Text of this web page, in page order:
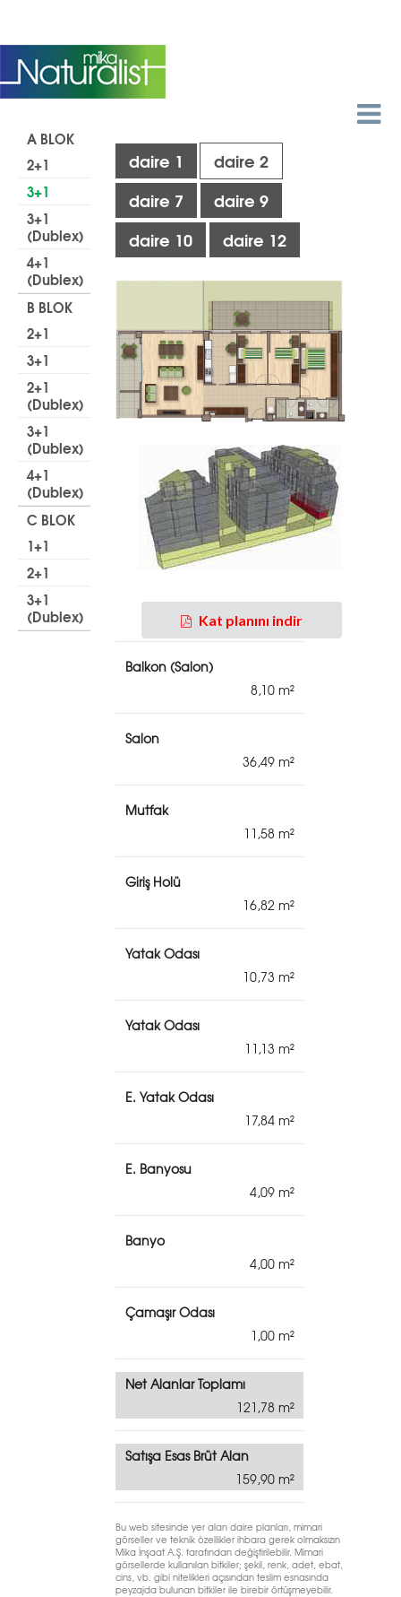
A BLOK
2+1
3+1
3+1
(Dublex)
4+1
(Dublex)
B BLOK
2+1
3+1
2+1
(Dublex)
3+1
(Dublex)
4+1
(Dublex)
C BLOK
1+1
2+1
3+1
(Dublex)
daire 1
daire 2
daire 7
daire 9
daire 10
daire 12
Toplam Net Alan
Balkon (Salon)
8,10
Salon
36,49
Mutfak
11,58
Giriş Holü
16,82
Yatak Odası
10,73
Yatak Odası
11,13
E. Yatak Odası
17,84
E. Banyosu
4,09
Banyo
4,00
Çamaşır Odası
1,00
Net Alanlar Toplamı
121,78
Satışa Esas Brüt Alan
159,90
Kat planını indir
Bu web sitesinde yer alan daire planları, mimari
görseller ve teknik özellikler ihbara gerek olmaksızın
Mika İnşaat A.Ş. tarafından değiştirilebilir. Mimari
görsellerde kullanılan bitkiler; şekil, renk, adet, ebat,
cins, vb. gibi nitelikleri açısından teslim esnasında
peyzajda bulunan bitkiler ile birebir örtüşmeyebilir.